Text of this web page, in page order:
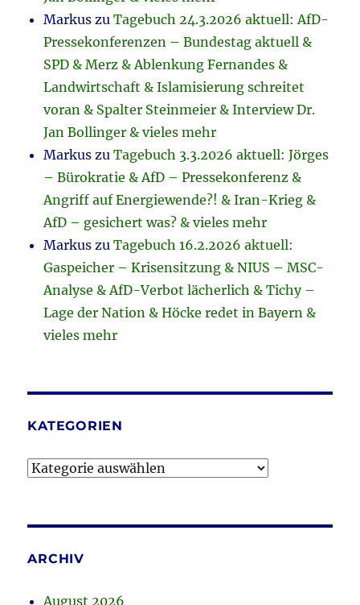
Markus zuTagebuch 24.3.2026 aktuell: AfD-
Pressekonferenzen – Bundestag aktuell &
SPD & Merz & Ablenkung Fernandes &
Landwirtschaft & Islamisierung schreitet
voran & Spalter Steinmeier & Interview Dr.
Jan Bollinger & vieles mehr
Markus zuTagebuch 3.3.2026 aktuell: Jörges
– Bürokratie & AfD – Pressekonferenz &
Angriff auf Energiewende?! & Iran-Krieg &
AfD – gesichert was? & vieles mehr
Markus zuTagebuch 16.2.2026 aktuell:
Gaspeicher – Krisensitzung & NIUS – MSC-
Analyse & AfD-Verbot lächerlich & Tichy –
Lage der Nation & Höcke redet in Bayern &
vieles mehr
KATEGORIEN
Kategorien
ARCHIV
August 2026